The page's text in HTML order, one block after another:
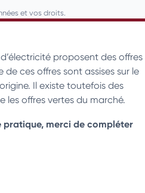
et vos droits.
proposent des offres
de ces offres sont assises sur le
Il existe toutefois des
les offres vertes du marché.
merci de compléter